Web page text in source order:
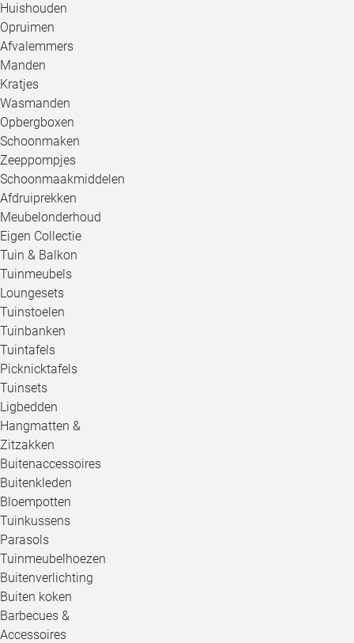
Huishouden
Opruimen
Afvalemmers
Manden
Kratjes
Wasmanden
Opbergboxen
Schoonmaken
Zeeppompjes
Schoonmaakmiddelen
Afdruiprekken
Meubelonderhoud
Eigen Collectie
Tuin & Balkon
Tuinmeubels
Loungesets
Tuinstoelen
Tuinbanken
Tuintafels
Picknicktafels
Tuinsets
Ligbedden
Hangmatten &
Zitzakken
Buitenaccessoires
Buitenkleden
Bloempotten
Tuinkussens
Parasols
Tuinmeubelhoezen
Buitenverlichting
Buiten koken
Barbecues &
Accessoires